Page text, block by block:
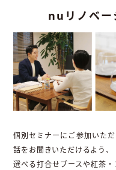
nuリノベー
個別セミナーにご参加いた
話をお聞きいただけるよう、
選べる打合せブースや紅茶